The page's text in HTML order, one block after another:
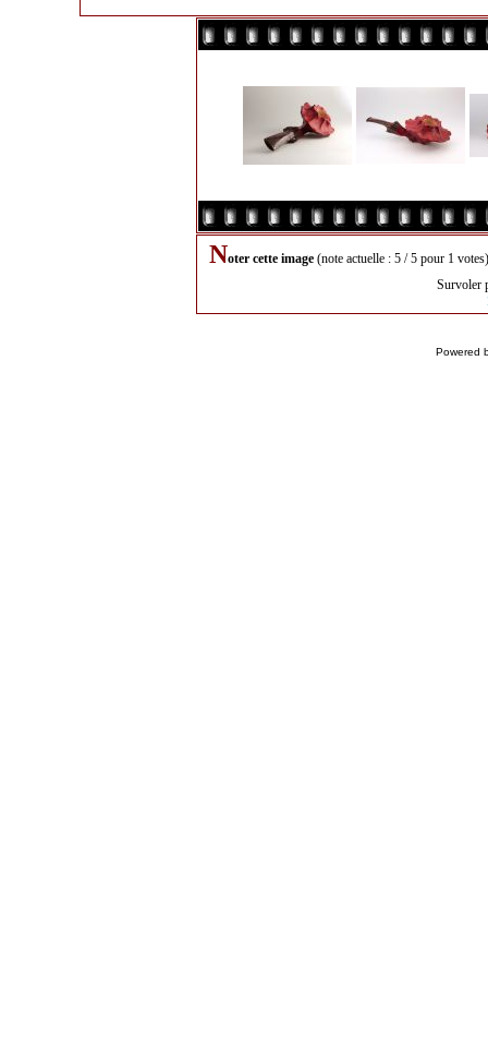
Noter cette image (note actuelle : 5 / 5 pour 1 votes)
Survoler
Powered